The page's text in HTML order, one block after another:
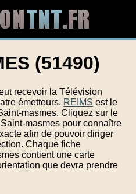
(51490)
recevoir la Télévision
émetteurs. REIMS est le
masmes. Cliquez sur le
masmes pour connaître
afin de pouvoir diriger
Chaque fiche
contient une carte
que devra prendre